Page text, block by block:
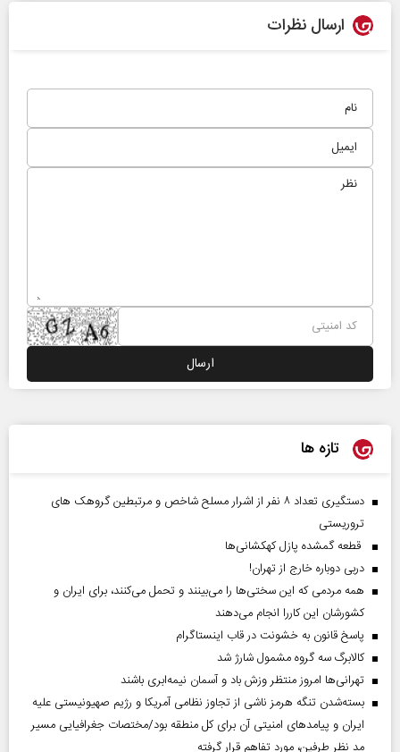
ارسال نظرات
تازه ها
دستگیری تعداد ۸ نفر از اشرار مسلح شاخص و مرتبطین گروهک های
تروریستی
قطعه گمشده پازل کهکشانی‌ها
دربی دوباره خارج از تهران!
همه مردمی که این سختی‌ها را می‌بینند و تحمل می‌کنند، برای ایران و
کشورشان این کاررا انجام می‌دهند
پاسخ قانون به خشونت در قاب اینستاگرام
کالابرگ سه گروه مشمول شارژ شد
تهرانی‌ها امروز منتظر وزش باد و آسمان نیمه‌ابری باشند
بسته‌شدن تنگه هرمز ناشی از تجاوز نظامی آمریکا و رژیم صهیونیستی علیه
ایران و پیامد‌های امنیتی آن برای کل منطقه بود/مختصات جغرافیایی مسیر
مد نظر طرفین، مورد تفاهم قرار گرفته